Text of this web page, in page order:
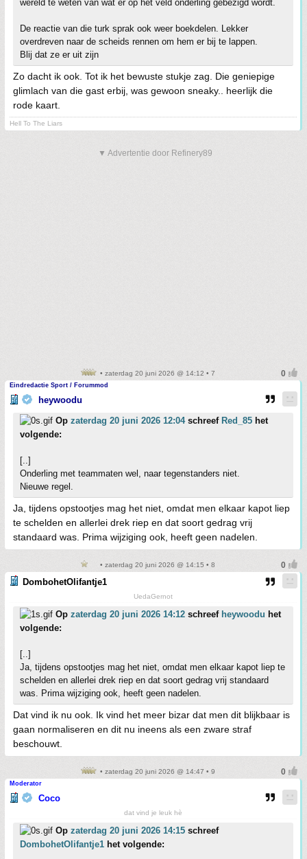
wereld te weten van wat er op het veld onderling gebezigd wordt.
De reactie van die turk sprak ook weer boekdelen. Lekker
overdreven naar de scheids rennen om hem er bij te lappen.
Blij dat ze er uit zijn
Zo dacht ik ook. Tot ik het bewuste stukje zag. Die geniepige
glimlach van die gast erbij, was gewoon sneaky.. heerlijk die
rode kaart.
Hell To The Liars
▼ Advertentie door Refinery89
• zaterdag 20 juni 2026 @ 14:12 • 7
Eindredactie Sport / Forummod
heywoodu
Op zaterdag 20 juni 2026 12:04schreef Red_85 het
volgende:
[..]
Onderling met teammaten wel, naar tegenstanders niet.
Nieuwe regel.
Ja, tijdens opstootjes mag het niet, omdat men elkaar kapot liep
te schelden en allerlei drek riep en dat soort gedrag vrij
standaard was. Prima wijziging ook, heeft geen nadelen.
• zaterdag 20 juni 2026 @ 14:15 • 8
DombohetOlifantje1
UedaGernot
Op zaterdag 20 juni 2026 14:12 schreef heywoodu het
volgende:
[..]
Ja, tijdens opstootjes mag het niet, omdat men elkaar kapot liep te
schelden en allerlei drek riep en dat soort gedrag vrij standaard
was. Prima wijziging ook, heeft geen nadelen.
Dat vind ik nu ook. Ik vind het meer bizar dat men dit blijkbaar is
gaan normaliseren en dit nu ineens als een zware straf
beschouwt.
• zaterdag 20 juni 2026 @ 14:47 • 9
Moderator
Coco
dat vind je leuk hè
Op zaterdag 20 juni 2026 14:15 schreef
DombohetOlifantje1 het volgende: